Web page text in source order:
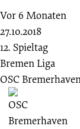
Vor 6 Monaten
27.10.2018
12. Spieltag
Bremen Liga
OSC